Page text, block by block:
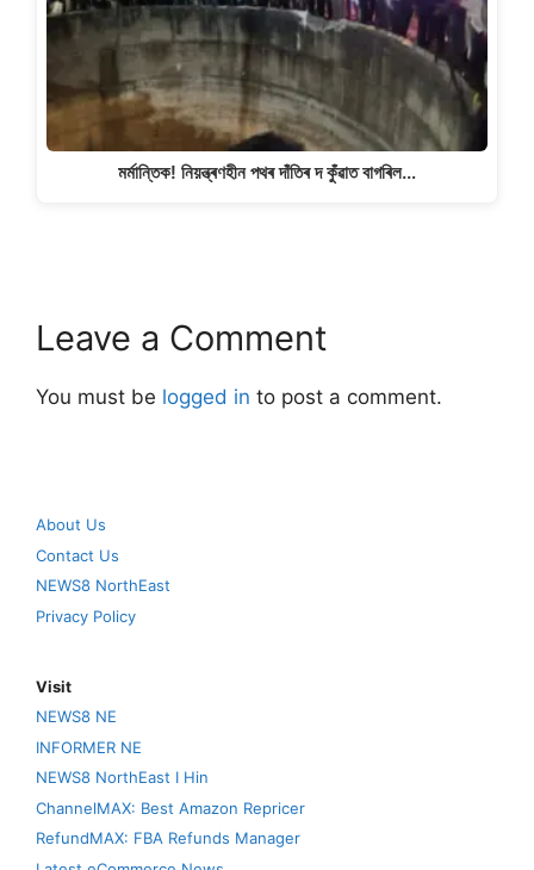
মৰ্মান্তিক! নিয়ন্ত্ৰণহীন পথৰ দাঁতিৰ দ কুঁৱাত বাগৰিল…
Leave a Comment
You must be logged in to post a comment.
About Us
Contact Us
NEWS8 NorthEast
Privacy Policy
Visit
NEWS8 NE
INFORMER NE
NEWS8 NorthEast I Hin
ChannelMAX: Best Amazon Repricer
RefundMAX: FBA Refunds Manager